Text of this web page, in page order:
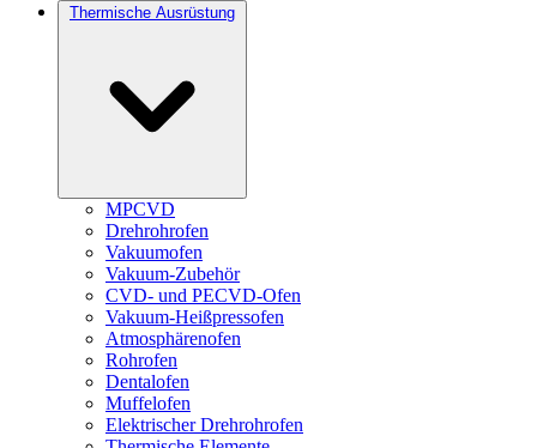
Thermische Ausrüstung
MPCVD
Drehrohrofen
Vakuumofen
Vakuum-Zubehör
CVD- und PECVD-Ofen
Vakuum-Heißpressofen
Atmosphärenofen
Rohrofen
Dentalofen
Muffelofen
Elektrischer Drehrohrofen